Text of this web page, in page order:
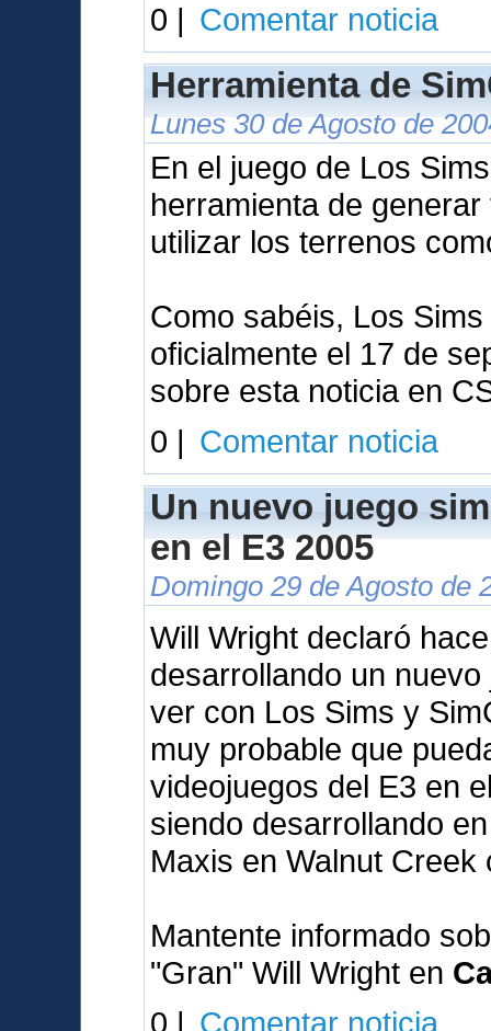
0 | Comentar noticia
Herramienta de
Lunes 30 de Agosto de
En el juego de Los
herramienta de
utilizar los terrenos
Como sabéis, Los
oficialmente el 17 de
sobre esta noticia en
0 | Comentar noticia
Un nuevo juego
en el E3 2005
Domingo 29 de Agosto de
Will Wright declaró
desarrollando un
ver con Los Sims y
muy probable que
videojuegos del E3 en
siendo desarrollando
Maxis en Walnut
Mantente informado
"Gran" Will Wright en
0 | Comentar noticia